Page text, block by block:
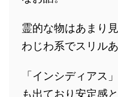
霊的な物はあまり
わじわ系でスリルあ
「インシディアス
も出ており安定感